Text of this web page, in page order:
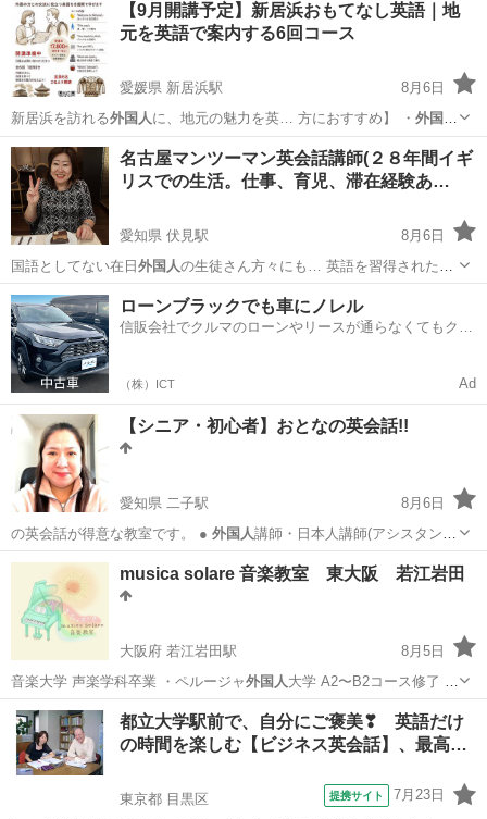
【9月開講予定】新居浜おもてなし英語｜地
元を英語で案内する6回コース
愛媛県 新居浜駅
8月6日
新居浜を訪れる外国人 に、地元の魅力を英… 方におすすめ】 ・ 外国人
に新居浜を案内して…
愛媛 新居浜市 新居浜駅 地元
名古屋マンツーマン英会話講師(２８年間イギ
リスでの生活。仕事、育児、滞在経験あ…
愛知県 伏見駅
8月6日
国語としてない在日 外国人の生徒さん方々にも… 英語を習得されたい
外国人の方も遠慮なくご連… 東京, 米国企業外国人日本支店長付秘
書）…
愛知 名古屋市 伏見駅 英会話
ローンブラックでも車にノレル
信販会社でクルマのローンやリースが通らなくてもクル
（株）ICT Ad
【シニア・初心者】おとなの英会話!!
愛知県 二子駅
8月6日
の英会話が得意な教室です。 ● 外国人講師・日本人講師(アシスタント
として）…
愛知 一宮市 英会話
musica solare 音楽教室 東大阪 若江岩田
大阪府 若江岩田駅
8月5日
音楽大学 声楽学科卒業 ・ペルージャ外国人 大学 A2〜B2コース修了 ・
佛教大…
大阪 東大阪市 若江岩田駅 ピアノ ピアノレッスン
都立大学駅前で、自分にご褒美❣ 英語だけ
の時間を楽しむ【ビジネス英会話】、最高…
東京都 目黒区 提携サイト 7月23日